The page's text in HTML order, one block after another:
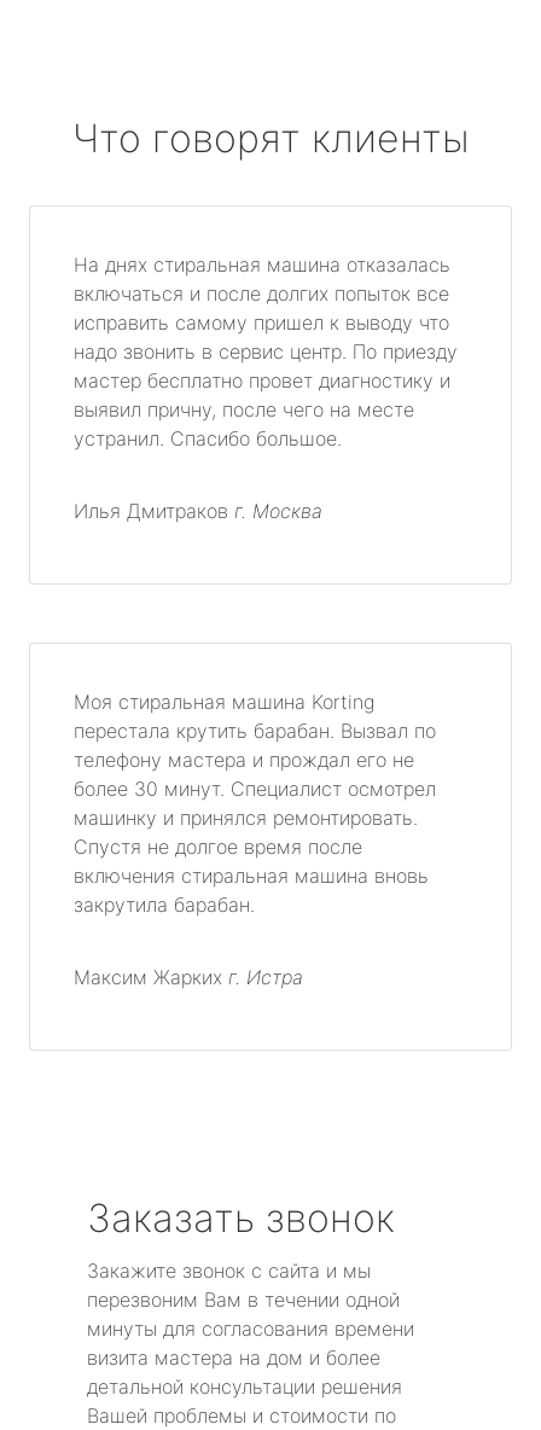
Что говорят клиенты
На днях стиральная машина отказалась
включаться и после долгих попыток все
исправить самому пришел к выводу что
надо звонить в сервис центр. По приезду
мастер бесплатно провет диагностику и
выявил причну, после чего на месте
устранил. Спасибо большое.
Илья Дмитраков г. Москва
Моя стиральная машина Korting
перестала крутить барабан. Вызвал по
телефону мастера и прождал его не
более 30 минут. Специалист осмотрел
машинку и принялся ремонтировать.
Спустя не долгое время после
включения стиральная машина вновь
закрутила барабан.
Максим Жарких г. Истра
Заказать звонок
Закажите звонок с сайта и мы
перезвоним Вам в течении одной
минуты для согласования времени
визита мастера на дом и более
детальной консультации решения
Вашей проблемы и стоимости по